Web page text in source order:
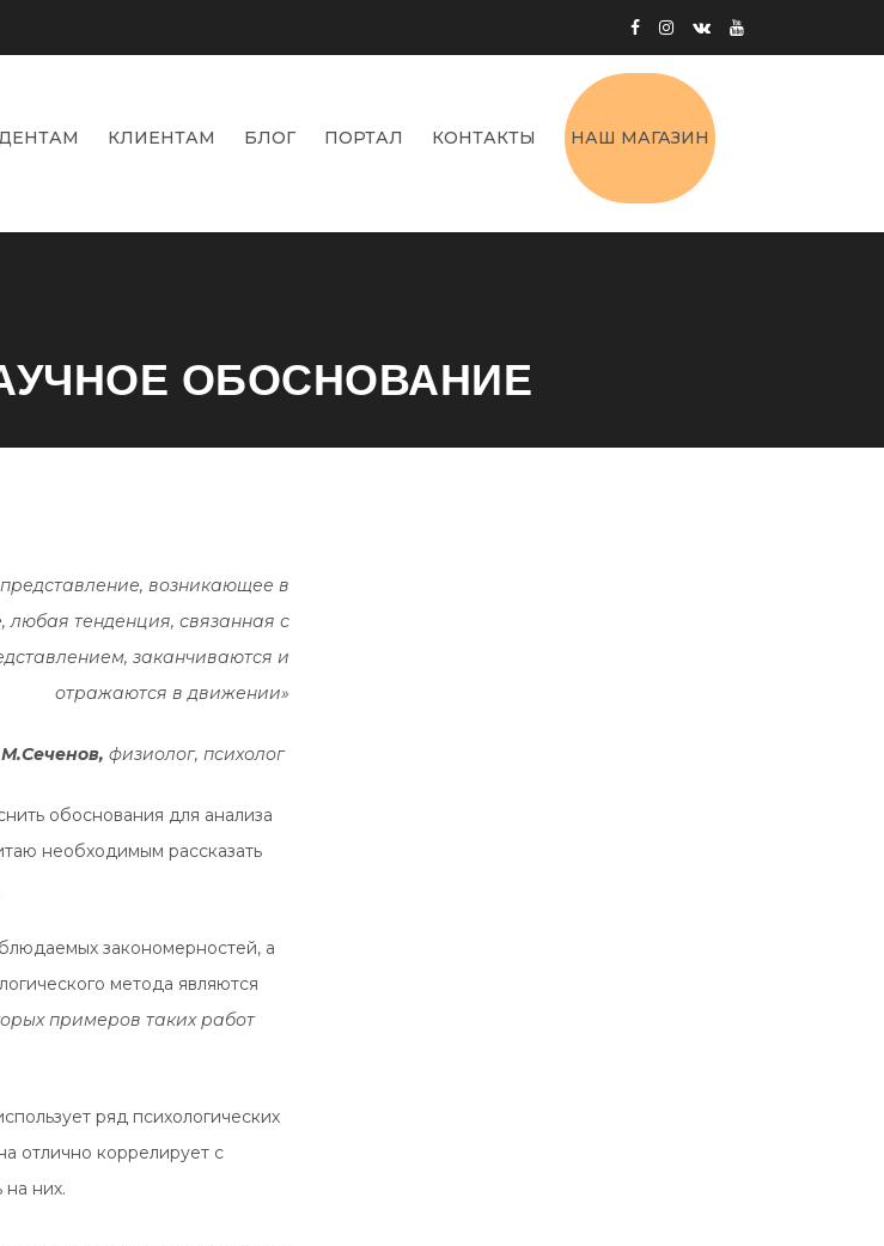
КЛИЕНТАМ БЛОГ ПОРТАЛ КОНТАКТЫ НАШ МАГАЗИН
ОБОСНОВАНИЕ
возникающее в
любая тенденция, связанная с
заканчиваются и
отражаются в движении»
физиолог, психолог
обоснования для анализа
необходимым рассказать
закономерностей, а
метода являются
примеров таких работ
ряд психологических
отлично коррелирует с
них.